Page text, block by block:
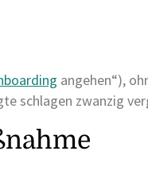
angehen“),
schlagen zwanzig